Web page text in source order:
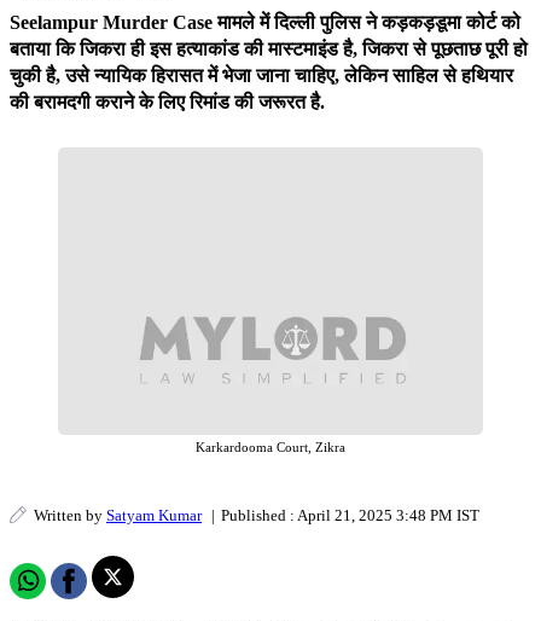
Seelampur Murder Case मामले में दिल्ली पुलिस ने कड़कड़डूमा कोर्ट को
बताया कि जिकरा ही इस हत्याकांड की मास्टमाइंड है, जिकरा से पूछताछ पूरी हो
चुकी है, उसे न्यायिक हिरासत में भेजा जाना चाहिए, लेकिन साहिल से हथियार
की बरामदगी कराने के लिए रिमांड की जरूरत है.
Karkardooma Court, Zikra
Written by Satyam Kumar | Published : April 21, 2025 3:48 PM IST